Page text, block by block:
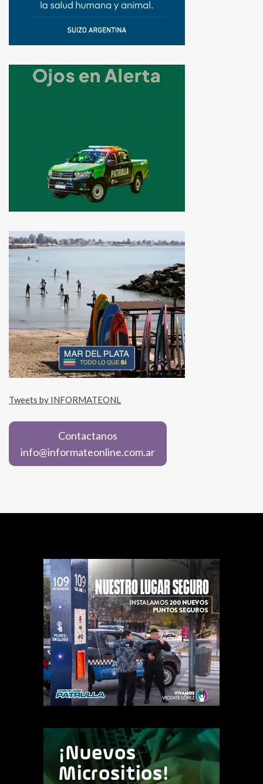
Tweets by INFORMATEONL
Contactanos
info@informateonline.com.ar